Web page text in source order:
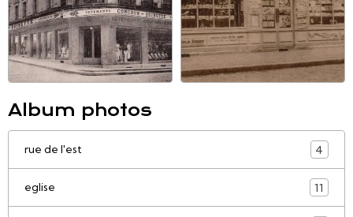
Album photos
rue de l'est 4
eglise 11